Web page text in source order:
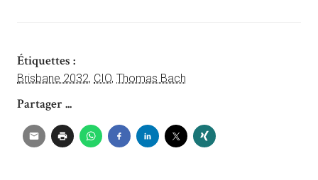
Étiquettes :
Brisbane 2032, CIO, Thomas Bach
Partager ...